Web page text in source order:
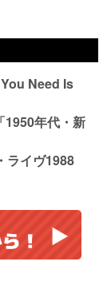
Need Is
年代・新
ライヴ1988